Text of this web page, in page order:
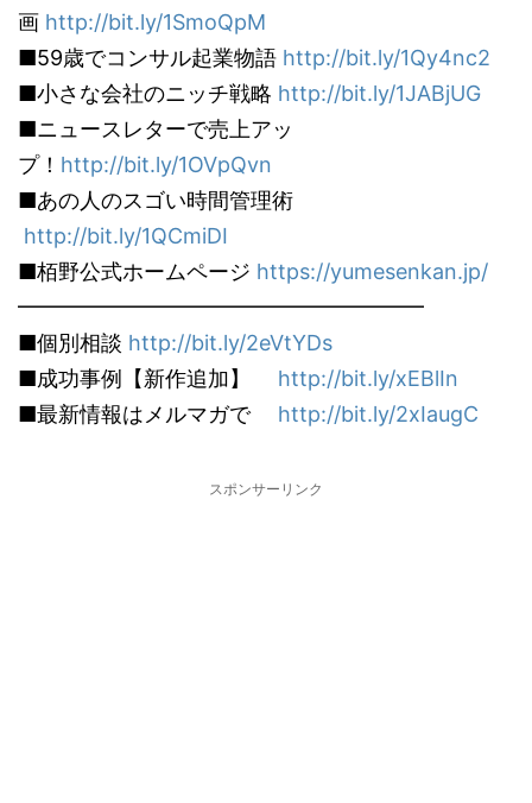
画 http://bit.ly/1SmoQpM
■59歳でコンサル起業物語 http://bit.ly/1Qy4nc2
■小さな会社のニッチ戦略 http://bit.ly/1JABjUG
■ニュースレターで売上アッ
プ！ http://bit.ly/1OVpQvn
■あの人のスゴい時間管理術
http://bit.ly/1QCmiDI
■栢野公式ホームページ https://yumesenkan.jp/
━━━━━━━━━━━━━━━━━━━
■個別相談 http://bit.ly/2eVtYDs
■成功事例【新作追加】 http://bit.ly/xEBlIn
■最新情報はメルマガで http://bit.ly/2xIaugC
スポンサーリンク